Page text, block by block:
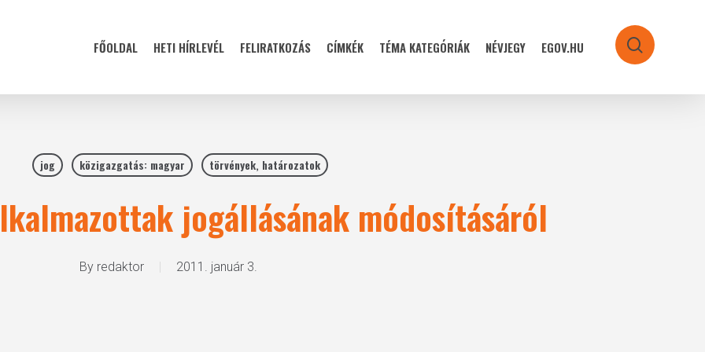
FŐOLDAL HETI HÍRLEVÉL FELIRATKOZÁS CÍMKÉK TÉMA KATEGÓRIÁK NÉVJEGY EGOV.HU search
jog közigazgatás: magyar törvények, határozatok
jogállásának módosításáról
By redaktor 2011. január 3.